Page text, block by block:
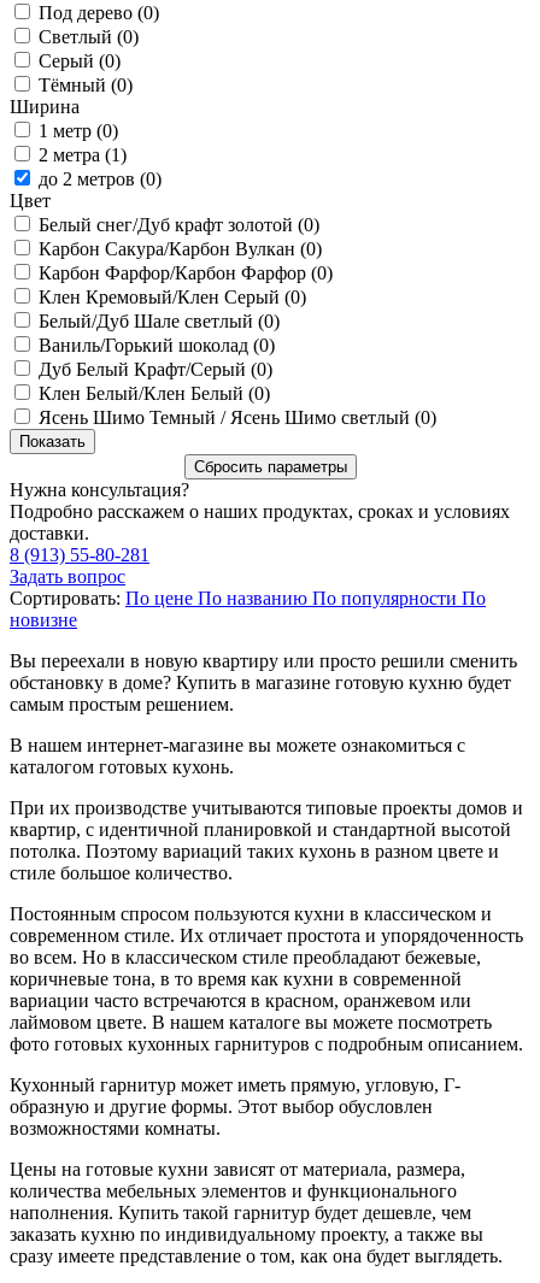
Под дерево (0)
Светлый (0)
Серый (0)
Тёмный (0)
Ширина
1 метр (0)
2 метра (1)
до 2 метров (0)
Цвет
Белый снег/Дуб крафт золотой (0)
Карбон Сакура/Карбон Вулкан (0)
Карбон Фарфор/Карбон Фарфор (0)
Клен Кремовый/Клен Серый (0)
Белый/Дуб Шале светлый (0)
Ваниль/Горький шоколад (0)
Дуб Белый Крафт/Серый (0)
Клен Белый/Клен Белый (0)
Ясень Шимо Темный / Ясень Шимо светлый (0)
Нужна консультация?
Подробно расскажем о наших продуктах, сроках и условиях
доставки.
8 (913) 55-80-281
Задать вопрос
Сортировать: По цене По названию По популярности По
новизне
Вы переехали в новую квартиру или просто решили сменить
обстановку в доме? Купить в магазине готовую кухню будет
самым простым решением.
В нашем интернет-магазине вы можете ознакомиться с
каталогом готовых кухонь.
При их производстве учитываются типовые проекты домов и
квартир, с идентичной планировкой и стандартной высотой
потолка. Поэтому вариаций таких кухонь в разном цвете и
стиле большое количество.
Постоянным спросом пользуются кухни в классическом и
современном стиле. Их отличает простота и упорядоченность
во всем. Но в классическом стиле преобладают бежевые,
коричневые тона, в то время как кухни в современной
вариации часто встречаются в красном, оранжевом или
лаймовом цвете. В нашем каталоге вы можете посмотреть
фото готовых кухонных гарнитуров с подробным описанием.
Кухонный гарнитур может иметь прямую, угловую, Г-
образную и другие формы. Этот выбор обусловлен
возможностями комнаты.
Цены на готовые кухни зависят от материала, размера,
количества мебельных элементов и функционального
наполнения. Купить такой гарнитур будет дешевле, чем
заказать кухню по индивидуальному проекту, а также вы
сразу имеете представление о том, как она будет выглядеть.